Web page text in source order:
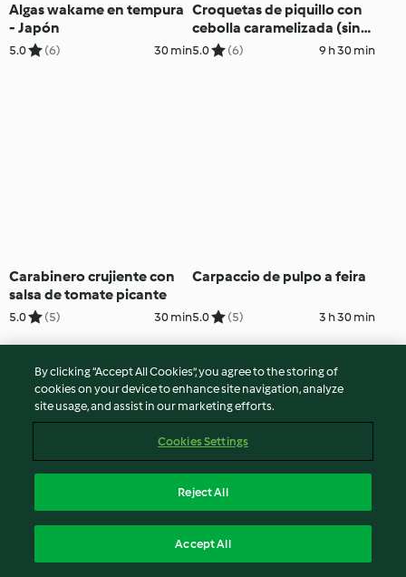
Algas wakame en tempura
- Japón
5.0 (6) 30 min
Croquetas de piquillo con
cebolla caramelizada (sin
gluten, sin huevo y sin
5.0 (6) 9 h 30 min
Carabinero crujiente con
salsa de tomate picante
5.0 (5) 30 min
Carpaccio de pulpo a feira
5.0 (5) 3 h 30 min
Tortitas de gruyère (sin
gluten)
By clicking “Accept All Cookies”, you agree to the storing of
cookies on your device to enhance site navigation, analyze
site usage, and assist in our marketing efforts.
Cookies Settings
Reject All
Accept All